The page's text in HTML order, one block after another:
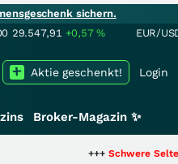
sichern.
29.547,91 +0,57% EUR/
Login
Aktie geschenkt!
Broker-Magazin ✨
Schwere Seltene